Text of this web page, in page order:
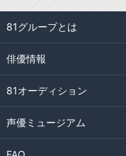
81グループとは
俳優情報
81オーディション
声優ミュージアム